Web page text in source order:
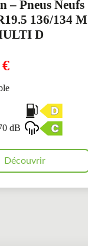
– Pneus Neufs
136/134 M
D
€
dB
Découvrir